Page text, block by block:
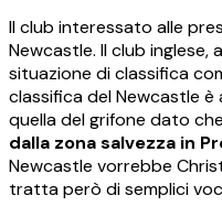
Il club interessato alle
Newcastle. Il club inglese,
situazione di classifica
classifica del Newcastle
quella del grifone dato che
dalla zona salvezza in
Newcastle vorrebbe
tratta però di semplici